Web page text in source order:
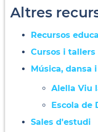
Altres
Recursos
Cursos i
Música, dansa
Alella Viu
Escola de
Sales d'estudi